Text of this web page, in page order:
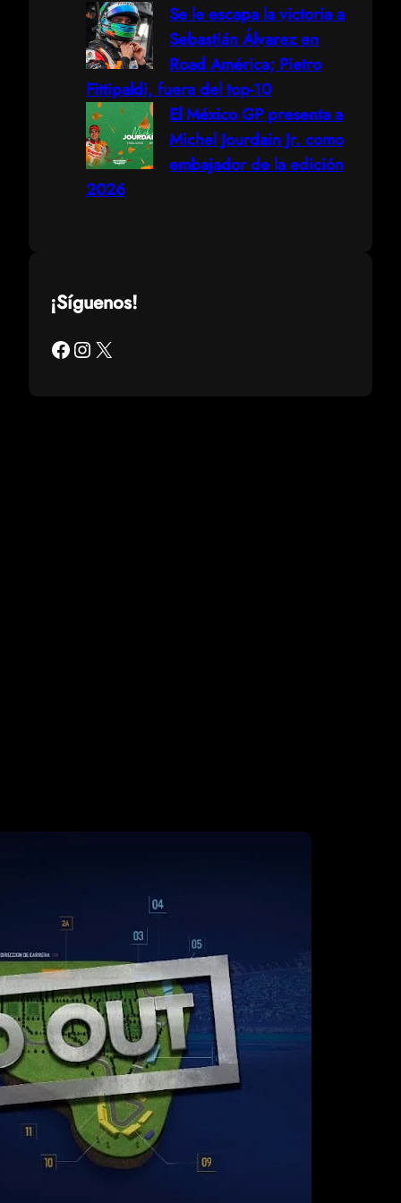
Se le escapa la victoria a
Sebastián Álvarez en
Road América; Pietro
Fittipaldi, fuera del top-10
El México GP presenta a
Michel Jourdain Jr. como
embajador de la edición
2026
¡Síguenos!
Facebook Instagram X